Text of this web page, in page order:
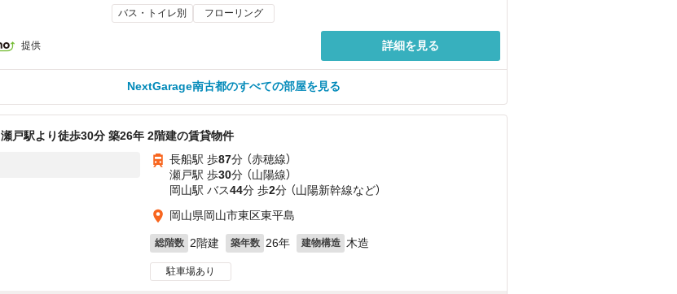
バス・トイレ別 フローリング
提供 詳細を見る
NextGarage南古都のすべての部屋を見る
瀬戸駅より徒歩30分 築26年 2階建の賃貸物件
長船駅 歩87分 （赤穂線）
瀬戸駅 歩30分 （山陽線）
岡山駅 バス44分 歩2分 （山陽新幹線など）
岡山県岡山市東区東平島
総階数 2階建 築年数 26年 建物構造 木造
駐車場あり